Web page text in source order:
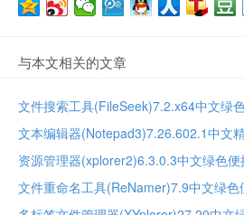
与本文相关的文章
文件搜索工具(FileSeek)7.2.x64中文绿
文本编辑器(Notepad3)7.26.602.1中文
资源管理器(xplorer2)6.3.0.3中文绿色便
文件重命名工具(ReNamer)7.9中文绿色